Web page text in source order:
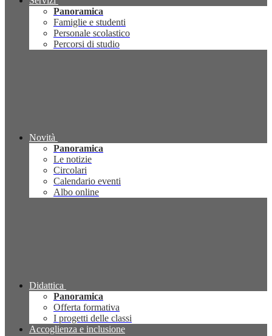
Panoramica
Famiglie e studenti
Personale scolastico
Percorsi di studio
Novità
Panoramica
Le notizie
Circolari
Calendario eventi
Albo online
Didattica
Panoramica
Offerta formativa
I progetti delle classi
Accoglienza e inclusione